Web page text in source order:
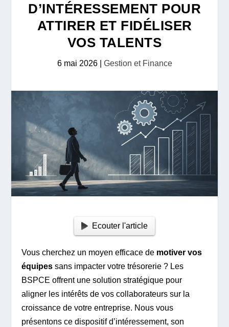
D’INTÉRESSEMENT POUR
ATTIRER ET FIDÉLISER
VOS TALENTS
6 mai 2026| Gestion et Finance
Ecouter l'article
Vous cherchez un moyen efficace de motiver vos
équipes sans impacter votre trésorerie ? Les
BSPCE offrent une solution stratégique pour
aligner les intérêts de vos collaborateurs sur la
croissance de votre entreprise. Nous vous
présentons ce dispositif d’intéressement, son